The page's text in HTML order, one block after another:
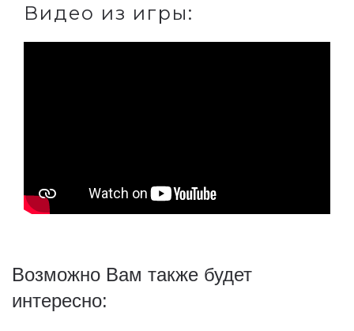
Видео из игры:
Возможно Вам также будет
интересно: